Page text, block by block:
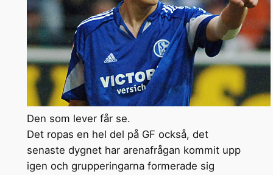
Den som lever får se.
Det ropas en hel del på GF också, det
senaste dygnet har arenafrågan kommit upp
igen och grupperingarna formerade sig